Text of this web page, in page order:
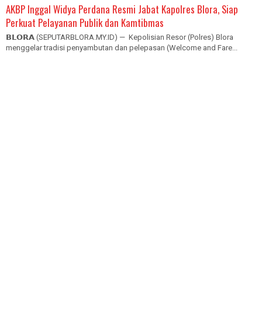
AKBP Inggal Widya Perdana Resmi Jabat Kapolres Blora, Siap
Perkuat Pelayanan Publik dan Kamtibmas
𝗕𝗟𝗢𝗥𝗔 (SEPUTARBLORA.MY.ID) — Kepolisian Resor (Polres) Blora
menggelar tradisi penyambutan dan pelepasan (Welcome and Fare...